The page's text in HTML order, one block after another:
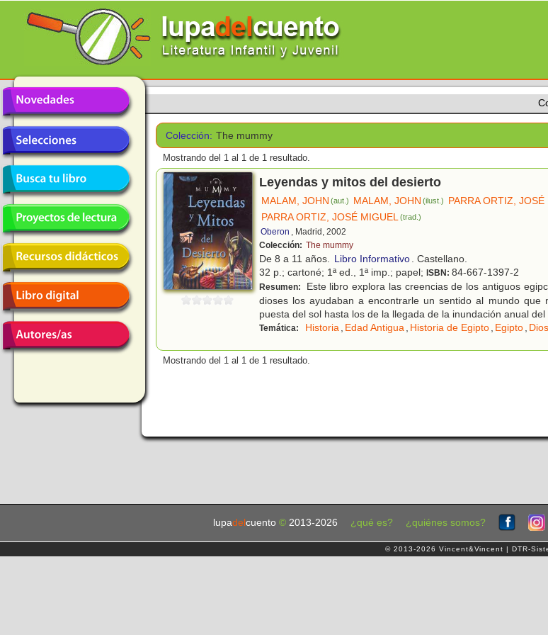
Colección: The mummy
Mostrando del 1 al 1 de 1 resultado.
Leyendas y mitos del desierto
MALAM, JOHN (aut.) MALAM, JOHN (ilust.) PARRA ORTIZ, JOSÉ
PARRA ORTIZ, JOSÉ MIGUEL(trad.)
Oberon , Madrid, 2002
Colección: The mummy
De 8 a 11 años. Libro Informativo. Castellano.
32 p.; cartoné; 1ª ed., 1ª imp.; papel; ISBN: 84-667-1397-2
Resumen:
Este libro explora las creencias de los antiguos
dioses los ayudaban a encontrarle un sentido al mundo que
puesta del sol hasta los de la llegada de la inundación anual del
Temática: Historia, Edad Antigua, Historia de Egipto, Egipto,
Mostrando del 1 al 1 de 1 resultado.
lupadel cuento © 2013-2026 ¿qué es? ¿quiénes somos?
© 2013-2026 Vincent&Vincent | DTR-